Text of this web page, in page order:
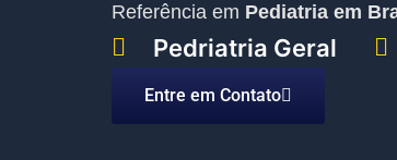
Referência em Pediatria em
Pedriatria Geral
Entre em Contato